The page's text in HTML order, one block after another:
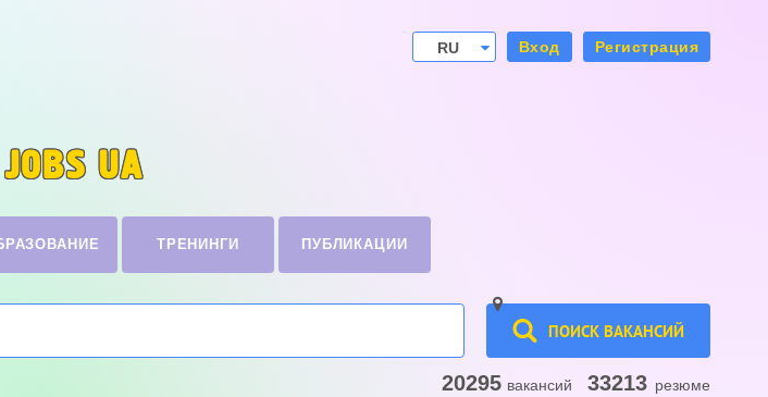
RU
Вход Регистрация
JOBS UA
ТРЕНИНГИ ПУБЛИКАЦИИ
ПОИСК ВАКАНСИЙ
20295 вакансий 33213 резюме